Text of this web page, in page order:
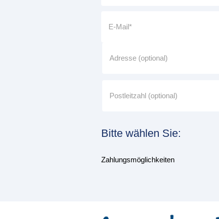
Bitte wählen Sie:
Zahlungsmöglichkeiten